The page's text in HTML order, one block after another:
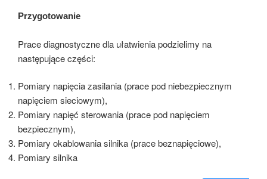
Przygotowanie
Prace diagnostyczne dla ułatwienia podzielimy na
następujące części:
Pomiary napięcia zasilania (prace pod niebezpiecznym
napięciem sieciowym),
Pomiary napięć sterowania (prace pod napięciem
bezpiecznym),
Pomiary okablowania silnika (prace beznapięciowe),
Pomiary silnika